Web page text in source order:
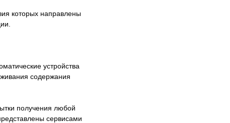
которых направлены
устройства
содержания
получения любой
сервисами